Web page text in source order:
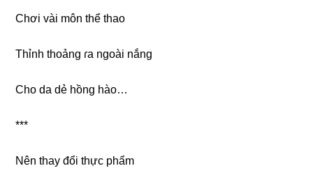
Chơi vài môn thể thao
Thỉnh thoảnɡ ɾa ngoài nắng
Cho da dẻ hồnɡ hào…
***
Nên thay đổi thực phẩm